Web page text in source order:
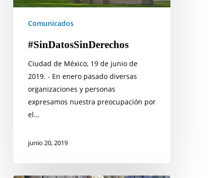
Comunicados
#SinDatosSinDerechos
Ciudad de México, 19 de junio de
2019. - En enero pasado diversas
organizaciones y personas
expresamos nuestra preocupación por
el…
junio 20, 2019